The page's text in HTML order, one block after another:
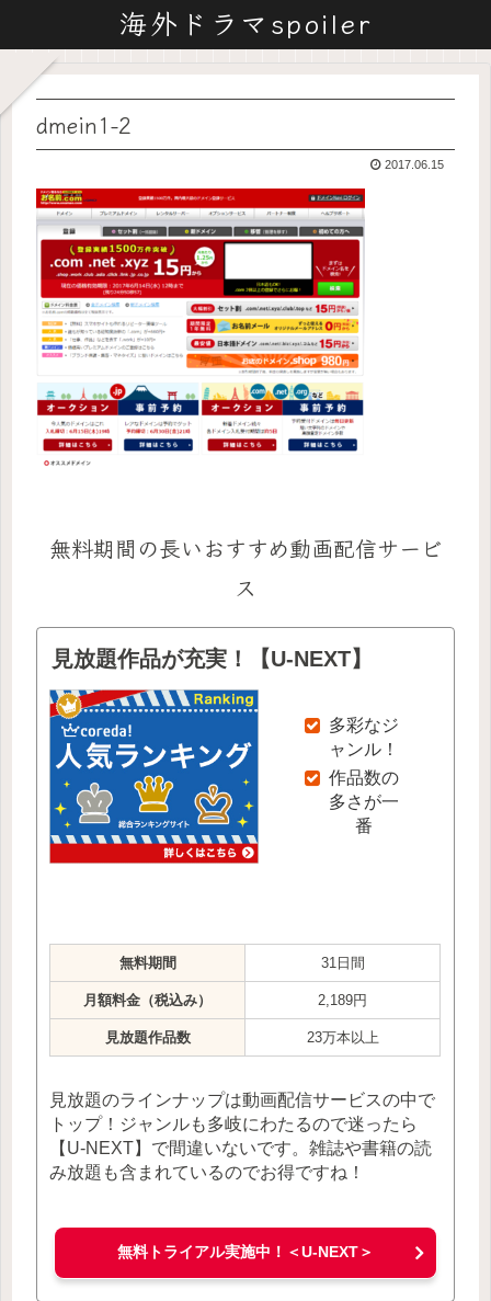
海外ドラマspoiler
dmein1-2
2017.06.15
無料期間の長いおすすめ動画配信サービ
ス
見放題作品が充実！【U-NEXT】
多彩なジ
ャンル！
作品数の
多さが一
番
無料期間 31日間
月額料金（税込み） 2,189円
見放題作品数 23万本以上
見放題のラインナップは動画配信サービスの中で
トップ！ジャンルも多岐にわたるので迷ったら
【U-NEXT】で間違いないです。雑誌や書籍の読
み放題も含まれているのでお得ですね！
無料トライアル実施中！＜U-NEXT＞